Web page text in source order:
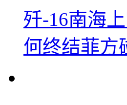
歼-16南海
何终结菲方